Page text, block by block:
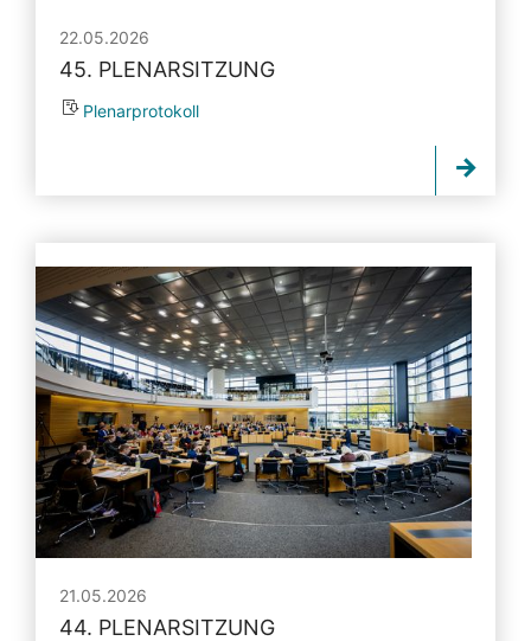
22.05.2026
45. PLENARSITZUNG
Plenarprotokoll
21.05.2026
44. PLENARSITZUNG